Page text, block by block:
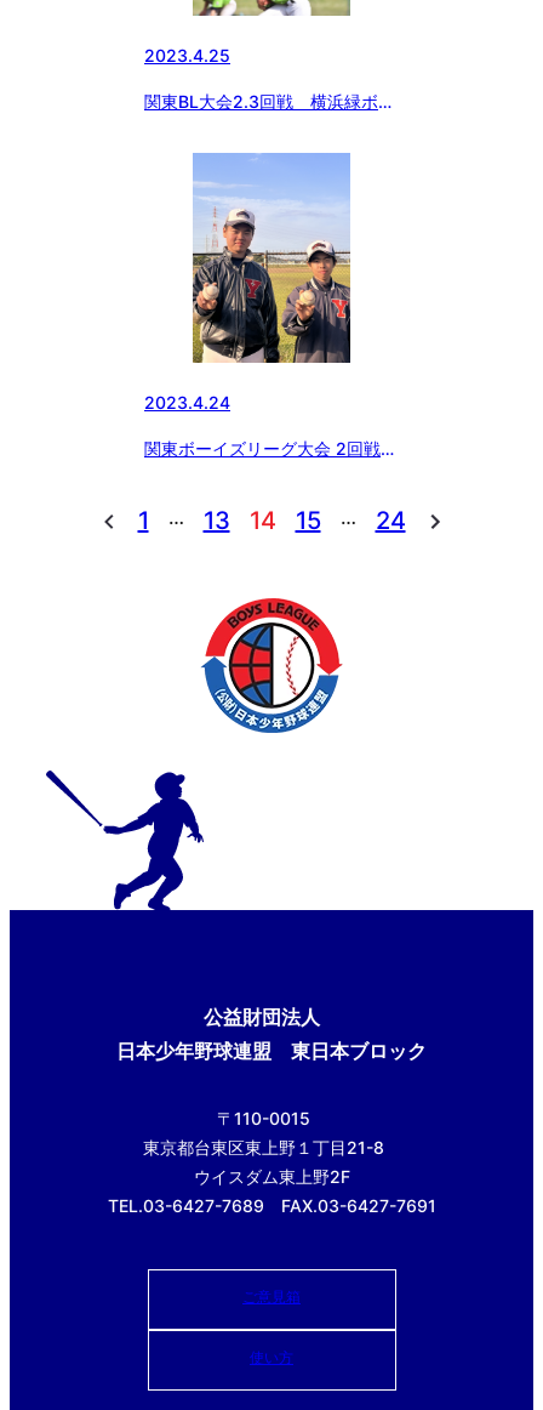
2023.4.25
関東BL大会2.3回戦 横浜緑ボー
2023.4.24
関東ボーイズリーグ大会 2回戦・
1 … 13 14 15 … 24
公益財団法人
日本少年野球連盟 東日本ブロック
〒110-0015
東京都台東区東上野１丁目21-8
ウイスダム東上野2F
TEL.03-6427-7689 FAX.03-6427-7691
ご意見箱
使い方